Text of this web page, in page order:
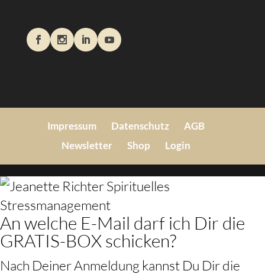
Impressum Datenschutz
AGB
Newsletter
Shop Login
An welche E-Mail darf ich Dir die
GRATIS-BOX schicken?
Nach Deiner Anmeldung kannst Du Dir die